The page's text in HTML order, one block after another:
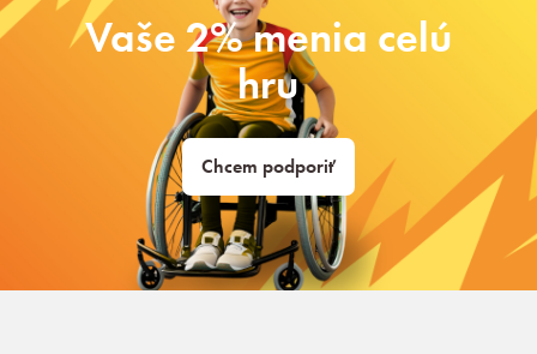
Vaše 2% menia celú
hru
Chcem podporiť